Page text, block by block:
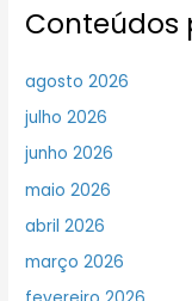
Conteúdos
agosto 2026
julho 2026
junho 2026
maio 2026
abril 2026
março 2026